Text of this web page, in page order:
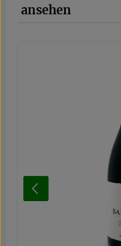
ansehen